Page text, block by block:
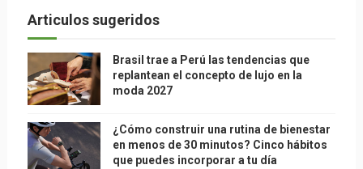
Articulos sugeridos
Brasil trae a Perú las tendencias que
replantean el concepto de lujo en la
moda 2027
¿Cómo construir una rutina de bienestar
en menos de 30 minutos? Cinco hábitos
que puedes incorporar a tu día